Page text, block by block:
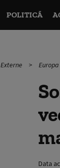
POLITICĂ
Externe Europa
Data